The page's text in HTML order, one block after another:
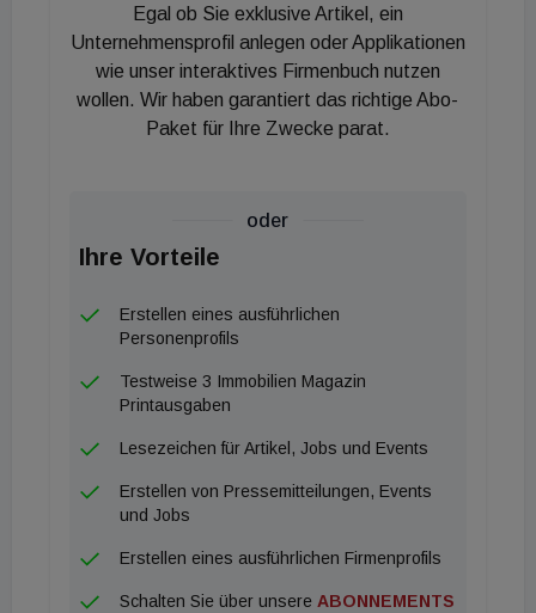
zur Förderung des Behindertensports: „Gerade in
Zeiten wie diesen, in denen Gesundheitsthemen
mehr in den Mittelpunkt der Gesellschaft rücken und
fast zeitgleich der “Wind„ in der heimischen
uns trotz Pandemie gemeinsam gelingt, möglichst
viele Menschen mit Behinderung in Bewegung zu
versetzen. Für diese helfende Hand bedanken wir
uns herzlichst.“
Egal ob Sie exklusive Artikel, ein
Unternehmensprofil anlegen oder Applikationen
wie unser interaktives Firmenbuch nutzen
wollen. Wir haben garantiert das richtige Abo-
Paket für Ihre Zwecke parat.
oder
Ihre Vorteile
Erstellen eines ausführlichen
Personenprofils
Testweise 3 Immobilien Magazin
Printausgaben
Lesezeichen für Artikel, Jobs und Events
Erstellen von Pressemitteilungen, Events
und Jobs
Erstellen eines ausführlichen Firmenprofils
Schalten Sie über unsere ABONNEMENTS